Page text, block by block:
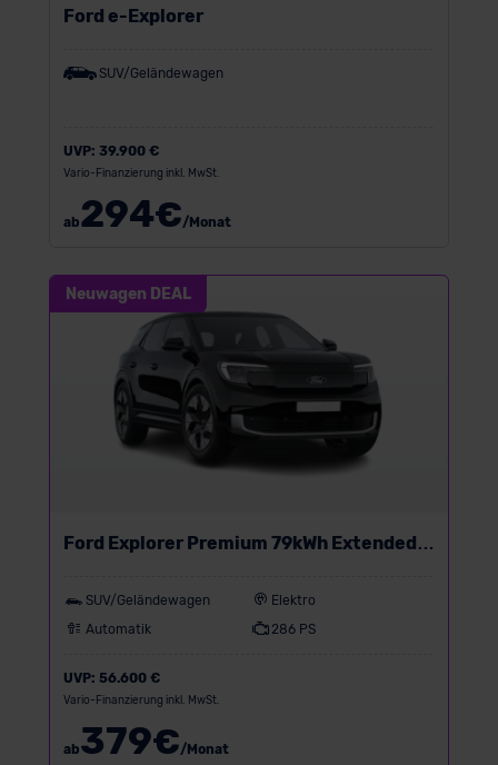
Ford e-Explorer
SUV/Geländewagen
UVP: 39.900 €
Vario-Finanzierung inkl. MwSt.
ab294€/Monat
Neuwagen DEAL
Ford Explorer Premium 79kWh Extended
SUV/Geländewagen
Elektro
Automatik
286 PS
UVP: 56.600 €
Vario-Finanzierung inkl. MwSt.
ab379€/Monat